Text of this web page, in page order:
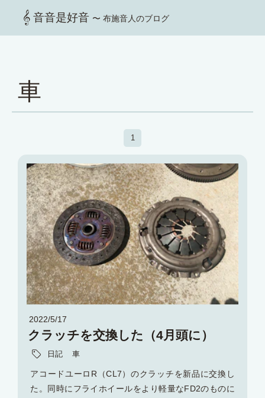
音音是好音 〜 布施音人のブログ
車
1
2022/5/17
クラッチを交換した（4月頭に）
日記 車
アコードユーロR（CL7）のクラッチを新品に交換し
た。同時にフライホイールをより軽量なFD2のものに